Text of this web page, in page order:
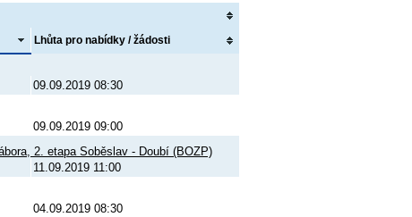
Lhůta pro nabídky / žádosti
09.09.2019 08:30
09.09.2019 09:00
2. etapa Soběslav - Doubí (BOZP)
11.09.2019 11:00
04.09.2019 08:30